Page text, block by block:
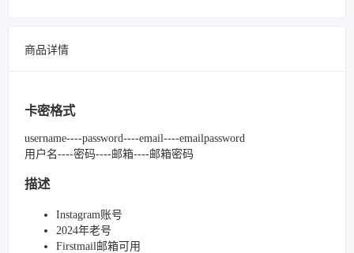
商品详情
卡密格式
username----password----email----emailpassword
用户名----密码----邮箱----邮箱密码
描述
Instagram账号
2024年老号
Firstmail邮箱可用